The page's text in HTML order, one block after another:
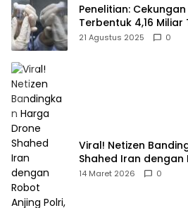
Penelitian:
Terbentuk 4,16 Miliar
21 Agustus 2025 0
Viral! Netizen
Shahed Iran dengan
Selisihnya Capai 5
14 Maret 2026 0